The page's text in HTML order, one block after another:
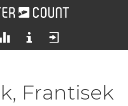
Frantisek